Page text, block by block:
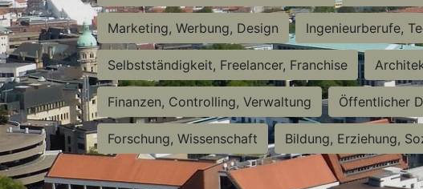
Marketing, Werbung, Design Ingenieurberufe,
Selbstständigkeit, Freelancer, Franchise
Finanzen, Controlling, Verwaltung Öffentlicher
Forschung, Wissenschaft Bildung, Erziehung,